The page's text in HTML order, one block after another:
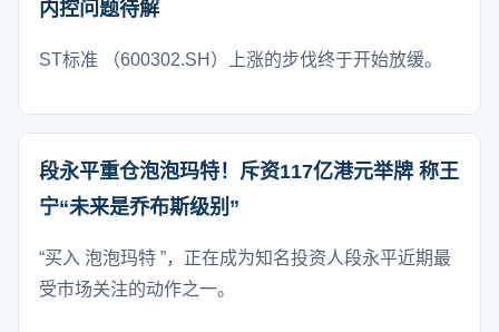
内控问题待解
ST标准 （600302.SH）上涨的步伐终于开始放缓。
段永平重仓泡泡玛特！斥资117亿港元举牌 称王
宁“未来是乔布斯级别”
“买入 泡泡玛特 ”，正在成为知名投资人段永平近期最
受市场关注的动作之一。